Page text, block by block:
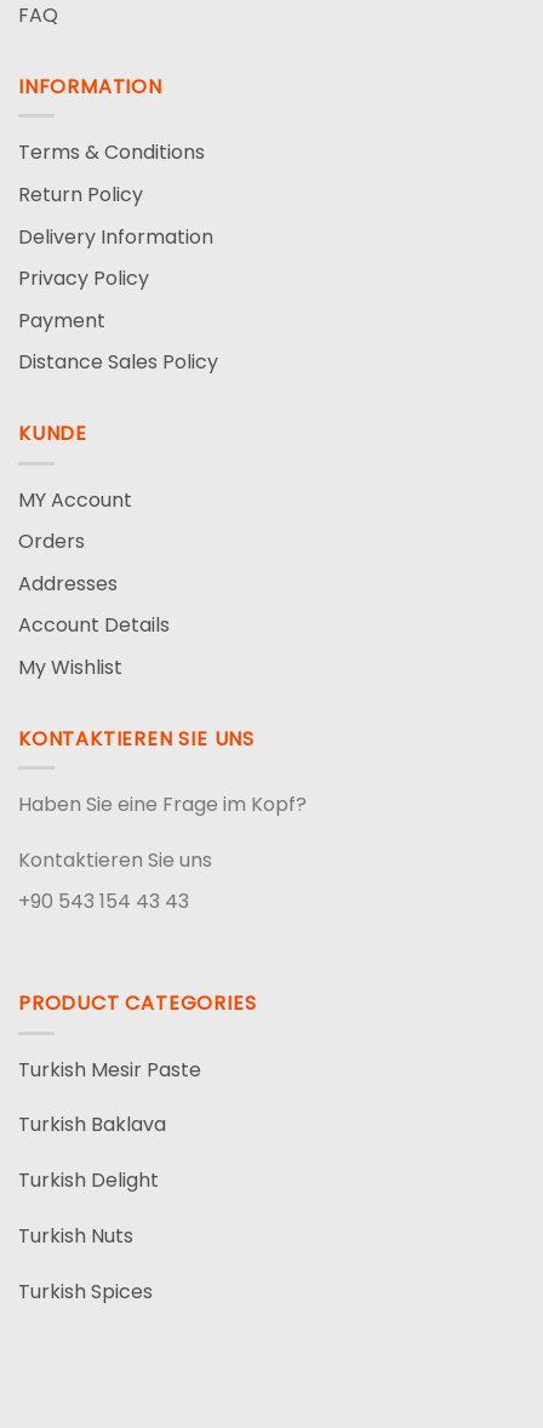
FAQ
INFORMATION
Terms & Conditions
Return Policy
Delivery Information
Privacy Policy
Payment
Distance Sales Policy
KUNDE
MY Account
Orders
Addresses
Account Details
My Wishlist
KONTAKTIEREN SIE UNS
Haben Sie eine Frage im Kopf?
Kontaktieren Sie uns
+90 543 154 43 43
PRODUCT CATEGORIES
Turkish Mesir Paste
Turkish Baklava
Turkish Delight
Turkish Nuts
Turkish Spices